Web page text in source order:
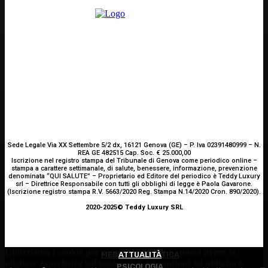
MEDICINA ESTETICA
ATTUALITÀ
Sede Legale Via XX Settembre 5/2 dx, 16121 Genova (GE) – P. Iva 02391480999 – N.
REA GE 482515 Cap. Soc. € 25.000,00
Iscrizione nel registro stampa del Tribunale di Genova come periodico online –
stampa a carattere settimanale, di salute, benessere, informazione, prevenzione
denominata “QUI SALUTE” – Proprietario ed Editore del periodico è Teddy Luxury
srl – Direttrice Responsabile con tutti gli obblighi di legge è Paola Gavarone.
(Iscrizione registro stampa R.V. 5663/2020 Reg. Stampa N.14/2020 Cron. 890/2020).
2020-2025© Teddy Luxury SRL
Utilizziamo i cookie per essere sicuri che tu possa avere la
migliore esperienza sul nostro sito. Se continui ad utilizzare